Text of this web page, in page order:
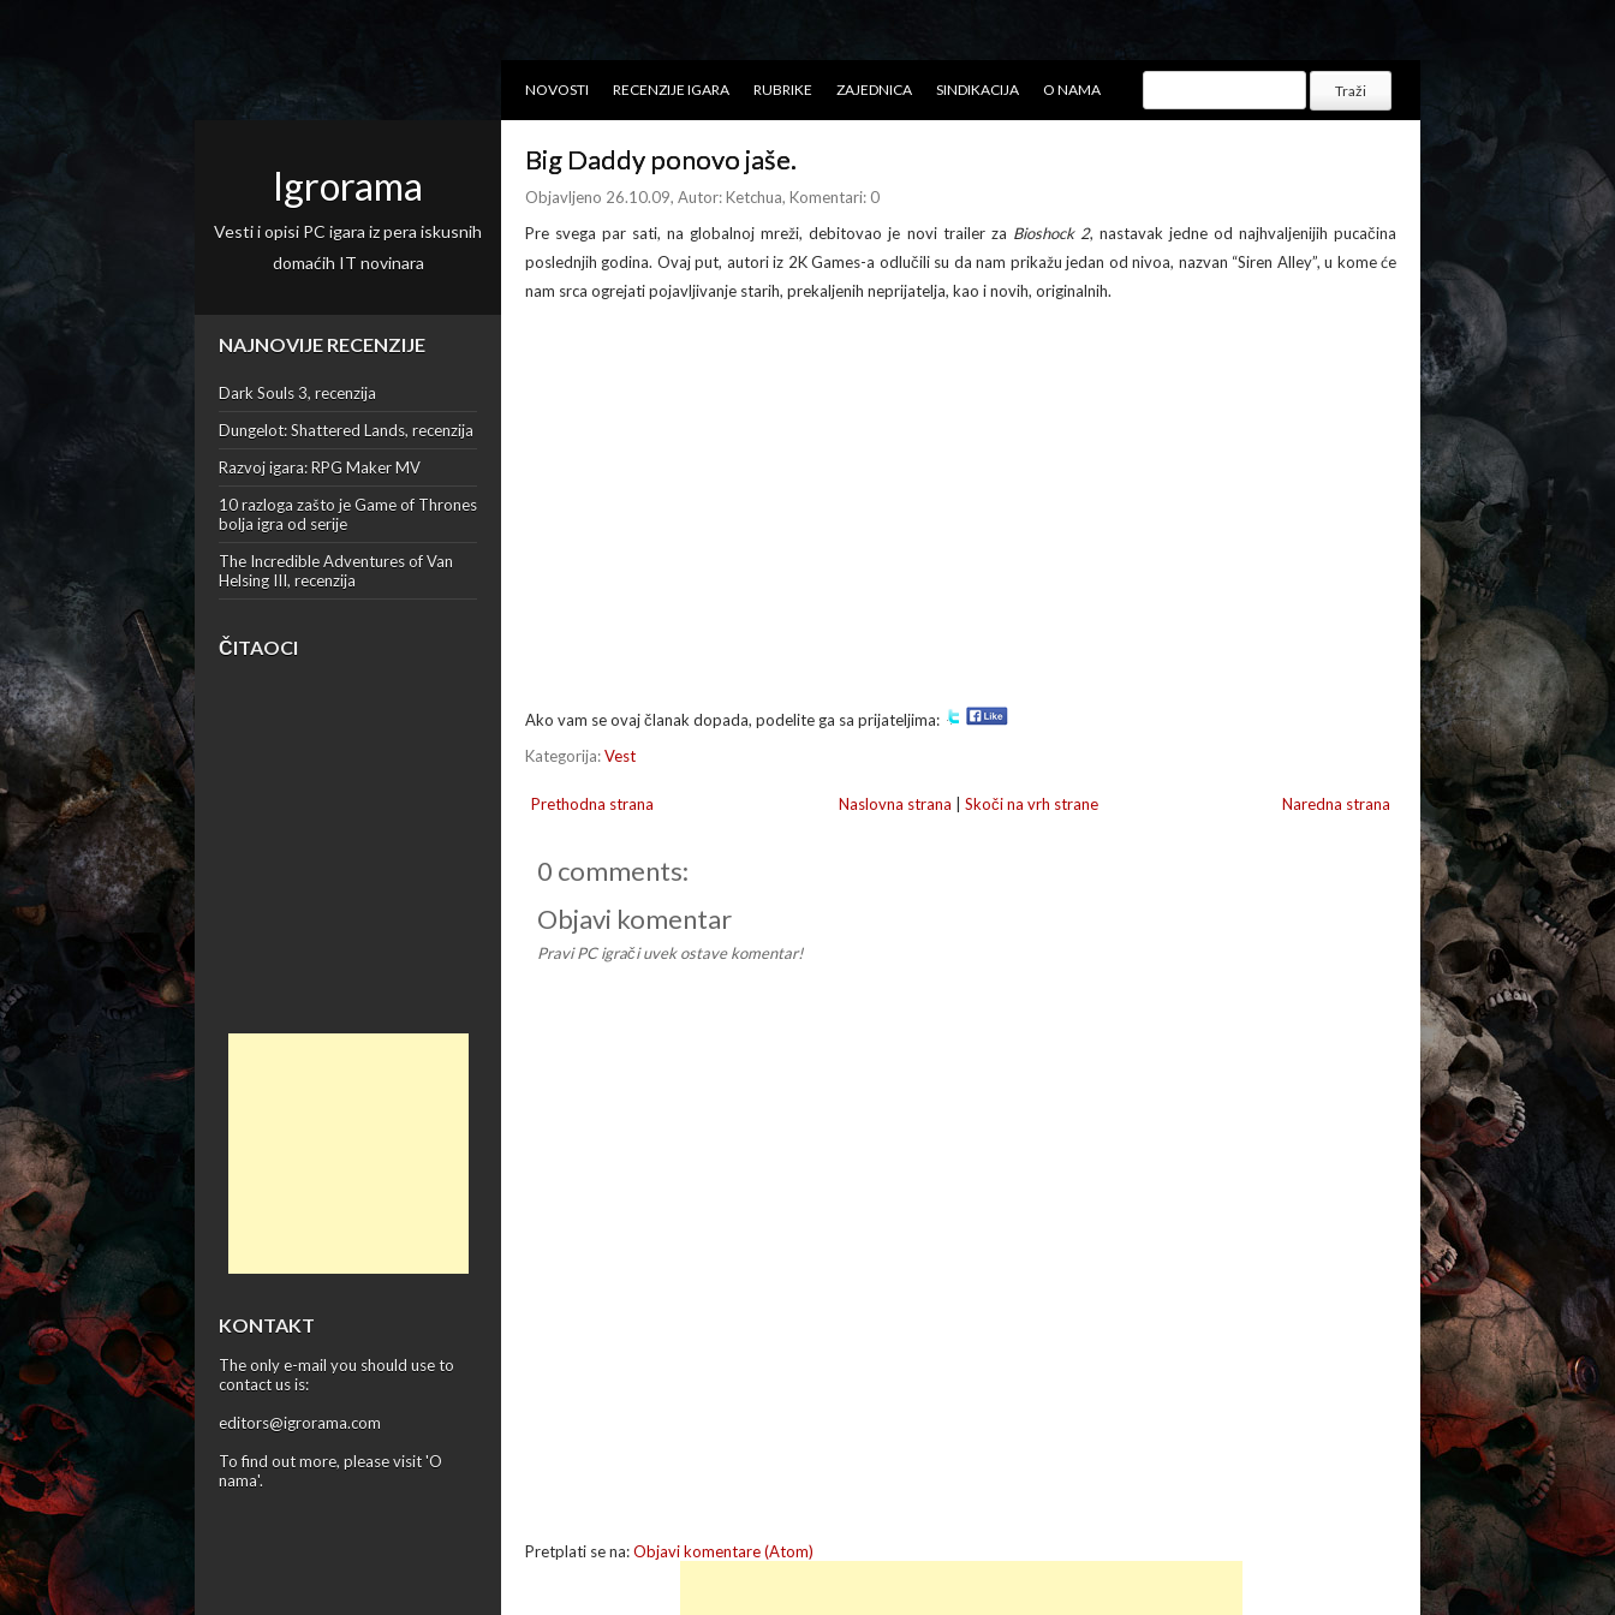
NOVOSTI RECENZIJE IGARA RUBRIKE ZAJEDNICA SINDIKACIJA O NAMA
Igrorama
Vesti i opisi PC igara iz pera iskusnih
domaćih IT novinara
NAJNOVIJE RECENZIJE
Dark Souls 3, recenzija
Dungelot: Shattered Lands, recenzija
Razvoj igara: RPG Maker MV
10 razloga zašto je Game of Thrones
bolja igra od serije
The Incredible Adventures of Van
Helsing III, recenzija
ČITAOCI
KONTAKT
The only e-mail you should use to
contact us is:
editors@igrorama.com
To find out more, please visit 'O
nama'.
Big Daddy ponovo jaše.
Objavljeno 26.10.09, Autor:Ketchua, Komentari: 0
Pre svega par sati, na globalnoj mreži, debitovao je novi trailer za Bioshock 2, nastavak jedne od najhvaljenijih pucačina
poslednjih godina. Ovaj put, autori iz 2K Games-a odlučili su da nam prikažu jedan od nivoa, nazvan “Siren Alley”, u kome će
nam srca ogrejati pojavljivanje starih, prekaljenih neprijatelja, kao i novih, originalnih.
Ako vam se ovaj članak dopada, podelite ga sa prijateljima:
Kategorija:Vest
Naredna strana
Prethodna strana Naslovna strana Skoči na vrh strane
0 comments:
Objavi komentar
Pravi PC igrači uvek ostave komentar!
Pretplati se na:Objavi komentare (Atom)